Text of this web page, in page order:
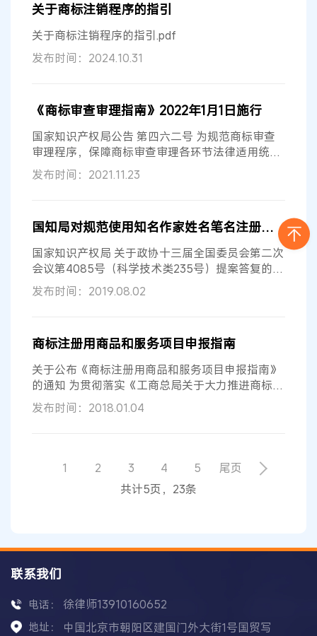
关于商标注销程序的指引
关于商标注销程序的指引.pdf
发布时间：2024.10.31
《商标审查审理指南》2022年1月1日施行
国家知识产权局公告 第四六二号 为规范商标审查
审理程序，保障商标审查审理各环节法律适用统一
和标准执行一致，国家知识产权局决...
发布时间：2021.11.23
国知局对规范使用知名作家姓名笔名注册商标提案的答复函
国家知识产权局 关于政协十三届全国委员会第二次
会议第4085号（科学技术类235号）提案答复的函
国知发法函字〔2019〕129号 阎晶明...
发布时间：2019.08.02
商标注册用商品和服务项目申报指南
关于公布《商标注册用商品和服务项目申报指南》
的通知 为贯彻落实《工商总局关于大力推进商标注
册便利化改革的意见》，方便申请人...
发布时间：2018.01.04
1 2 3 4 5
尾页
共计5页，23条
联系我们
电话： 徐律师13910160652
地址： 中国北京市朝阳区建国门外大街1号国贸写